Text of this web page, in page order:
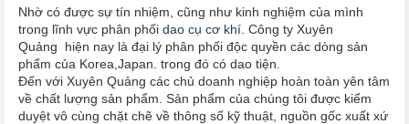
Nhờ có được sự tín nhiệm, cũng như kinh nghiệm của mình
trong lĩnh vực phân phối dao cụ cơ khí . Công ty Xuyên
Quảng hiện nay là đại lý phân phối độc quyền các dòng sản
phẩm của Korea,Japan. trong đó có dao tiện.
Đến với Xuyên Quảng các chủ doanh nghiệp hoàn toàn yên tâm
về chất lượng sản phẩm. Sản phẩm của chúng tôi được kiểm
duyệt vô cùng chặt chẽ về thông số kỹ thuật, nguồn gốc xuất xứ